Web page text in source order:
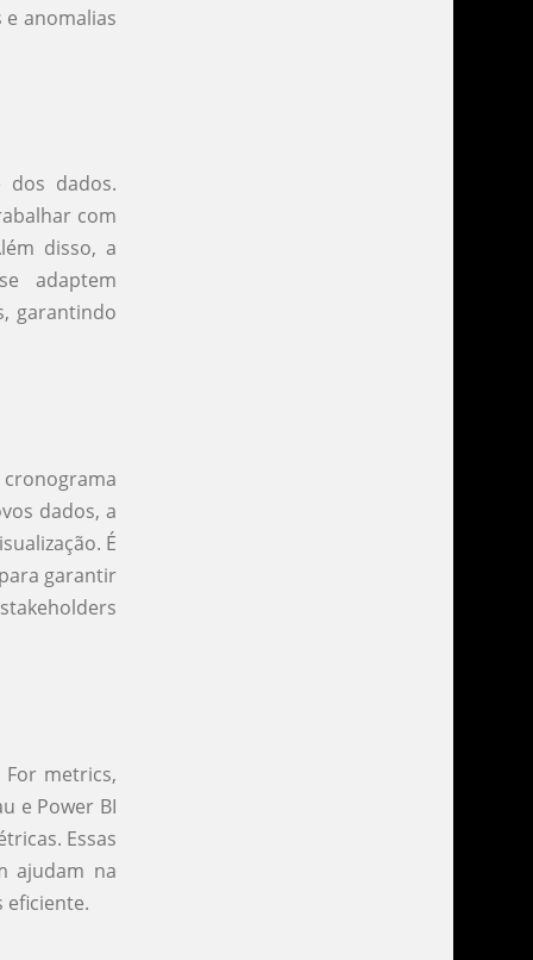
anomalias
dados.
com
disso, a
adaptem
garantindo
dados, a
É
garantir
metrics,
e Power BI
Essas
ajudam na
eficiente.